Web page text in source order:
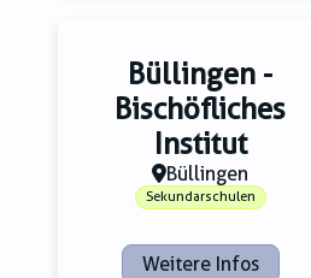
Büllingen -
Bischöfliches
Institut
Büllingen
Sekundarschulen
Weitere Infos